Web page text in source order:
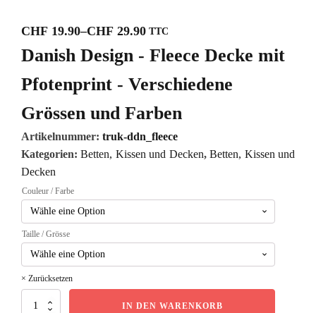
CHF 19.90–CHF 29.90
Preisspanne:
CHF 19.90
bis
CHF 29.90
TTC
Danish Design - Fleece Decke mit
Pfotenprint - Verschiedene
Grössen und Farben
Artikelnummer: truk-ddn_fleece
Kategorien:Betten, Kissen und Decken,Betten, Kissen und
Decken
Couleur / Farbe
Taille / Grösse
Zurücksetzen
Danish
IN DEN WARENKORB